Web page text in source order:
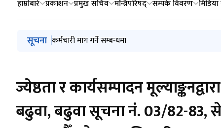
हाम्रोबारे प्रकाशन प्रमुख सचिव मन्त्रिपरिषद् सम्पर्क विवरण
मुख्य नेभिगेसनमा जानुहोस्
सूचना मिति २०८३।०४।१५ गतेकोमिति २०८३।०४।१५ गतेको
कर्मचारी माग गर्ने सम्बन्धमा
कर्मचारी विवरण सम्बन्धमा
मिति २०८३।०४।१९ बसेको सचिव बैटकका निर्णय
सेवाकालिन तालिममा सहभागि मनोनयन सम्बन्धमा।
ज्येष्ठता र कार्यसम्पादन
बढुवा, बढुवा सूचना नं. 03/82-83,